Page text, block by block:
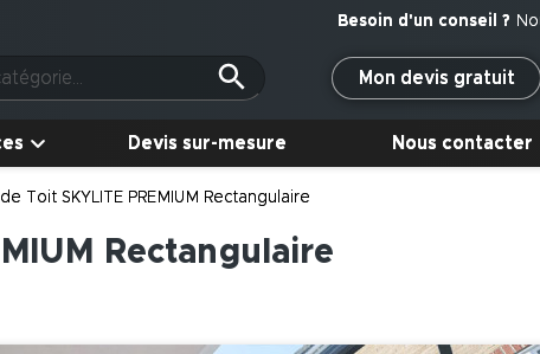
Mon devis gratuit
Devis sur-mesure Nous contacter
Toit SKYLITE PREMIUM Rectangulaire
Rectangulaire